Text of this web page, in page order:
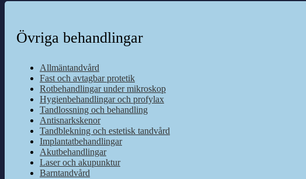
Övriga behandlingar
Allmäntandvård
Fast och avtagbar protetik
Rotbehandlingar under mikroskop
Hygienbehandlingar och profylax
Tandlossning och behandling
Antisnarkskenor
Tandblekning och estetisk tandvård
Implantatbehandlingar
Akutbehandlingar
Laser och akupunktur
Barntandvård